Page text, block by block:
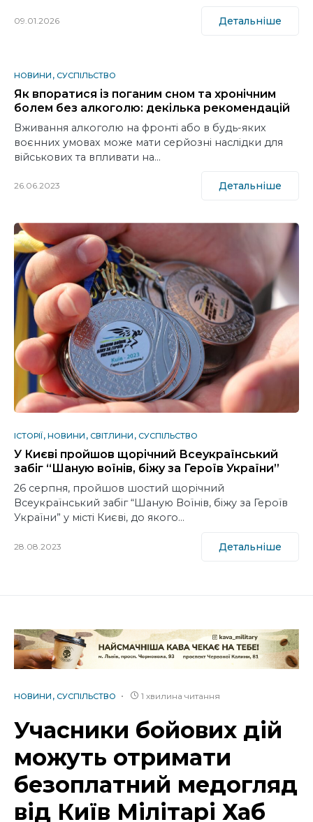
09.01.2026 Детальніше
НОВИНИ СУСПІЛЬСТВО
Як впоратися із поганим сном та хронічним
болем без алкоголю: декілька рекомендацій
Вживання алкоголю на фронті або в будь-яких
воєнних умовах може мати серйозні наслідки для
військових та впливати на…
26.06.2023 Детальніше
ІСТОРІЇ НОВИНИ СВІТЛИНИ СУСПІЛЬСТВО
У Києві пройшов щорічний Всеукраїнський
забіг “Шаную воїнів, біжу за Героїв України”
26 серпня, пройшов шостий щорічний
Всеукраїнський забіг “Шаную Воїнів, біжу за Героїв
України” у місті Києві, до якого…
28.08.2023 Детальніше
НОВИНИ СУСПІЛЬСТВО 1 хвилина читання
Учасники бойових дій
можуть отримати
безоплатний медогляд
від Київ Мілітарі Хаб